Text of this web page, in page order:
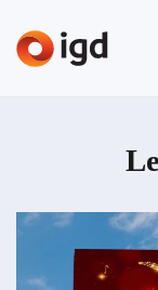
Passer au